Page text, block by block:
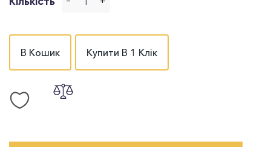
В Кошик Купити В 1 Клік